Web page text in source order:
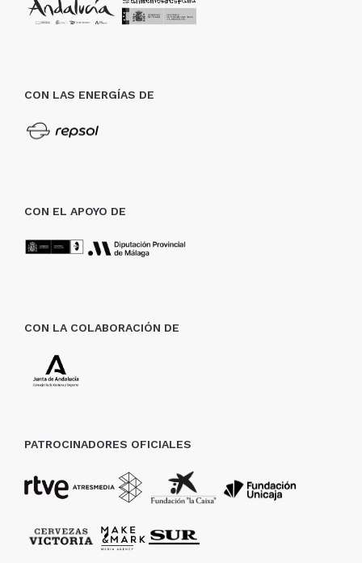
CON LAS ENERGÍAS DE
CON EL APOYO DE
CON LA COLABORACIÓN DE
PATROCINADORES OFICIALES